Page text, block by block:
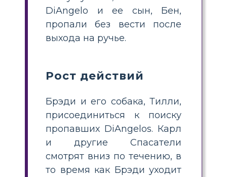
DiAngelo и ее сын, Бен,
пропали без вести после
выхода на ручье.
Рост действий
Брэди и его собака, Тилли,
присоединиться к поиску
пропавших DiAngelos. Карл
и другие Спасатели
смотрят вниз по течению, в
то время как Брэди уходит